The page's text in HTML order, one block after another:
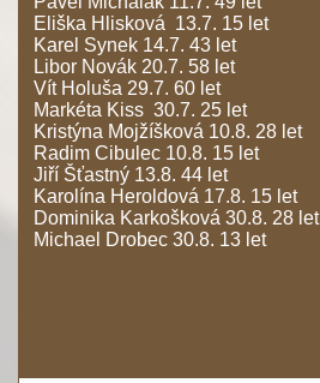
Eliška Hlisková 13.7. 15 let
Karel Synek 14.7. 43 let
Libor Novák 20.7. 58 let
Vít Holuša 29.7. 60 let
Markéta Kiss 30.7. 25 let
Kristýna Mojžíšková 10.8. 28 let
Radim Cibulec 10.8. 15 let
Jiří Šťastný 13.8. 44 let
Karolína Heroldová 17.8. 15 let
Dominika Karkošková 30.8. 28 let
Michael Drobec 30.8. 13 let